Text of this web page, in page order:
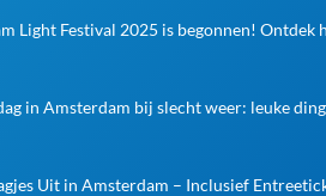
Light Festival 2025 is begonnen! Ontdek
in Amsterdam bij slecht weer: leuke
Uit in Amsterdam – Inclusief